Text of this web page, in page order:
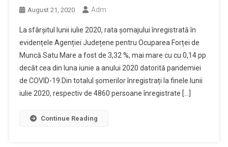
August 21, 2020 Adm
La sfârșitul lunii iulie 2020, rata șomajului înregistrată în
evidențele Agenției Județene pentru Ocuparea Forței de
Muncă Satu Mare a fost de 3,32 %, mai mare cu cu 0,14 pp
decât cea din luna iunie a anului 2020 datorită pandemiei
de COVID-19.Din totalul șomerilor înregistrați la finele lunii
iulie 2020, respectiv de 4860 persoane înregistrate […]
Continue Reading